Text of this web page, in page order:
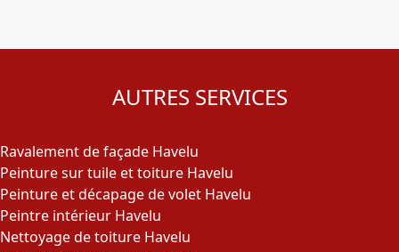
AUTRES SERVICES
Ravalement de façade Havelu
Peinture sur tuile et toiture Havelu
Peinture et décapage de volet Havelu
Peintre intérieur Havelu
Nettoyage de toiture Havelu